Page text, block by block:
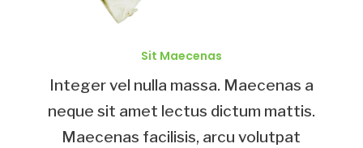
Sit Maecenas
Integer vel nulla massa. Maecenas a
neque sit amet lectus dictum mattis.
Maecenas facilisis, arcu volutpat